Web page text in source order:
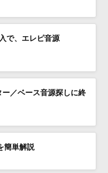
で、エレピ音源
ー／ベース音源探しに終
簡単解説